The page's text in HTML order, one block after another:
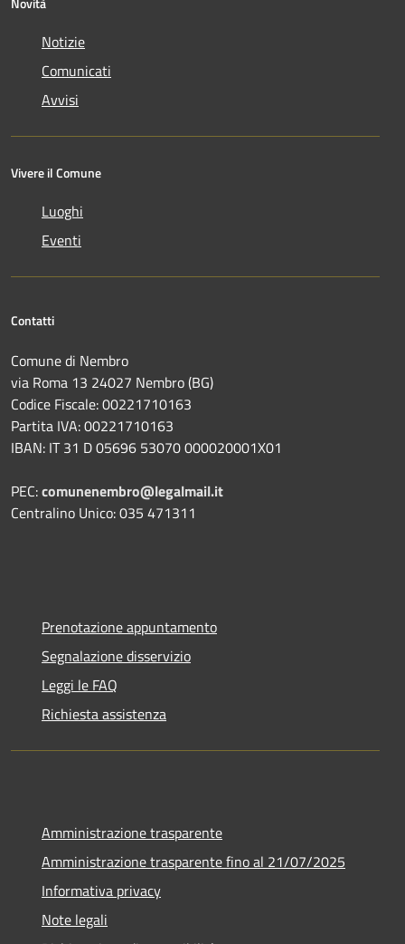
Notizie
Comunicati
Avvisi
Vivere il Comune
Luoghi
Eventi
Contatti
Comune di Nembro
via Roma 13 24027 Nembro (BG)
Codice Fiscale: 00221710163
Partita IVA: 00221710163
IBAN: IT 31 D 05696 53070 000020001X01
PEC:comunenembro@legalmail.it
Centralino Unico: 035 471311
Prenotazione appuntamento
Segnalazione disservizio
Leggi le FAQ
Richiesta assistenza
Amministrazione trasparente
Amministrazione trasparente fino al 21/07/2025
Informativa privacy
Note legali